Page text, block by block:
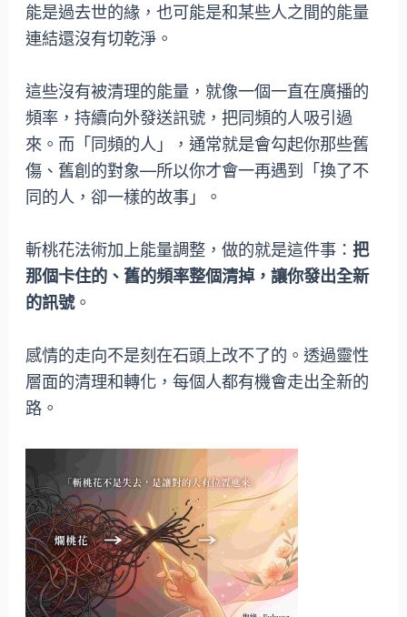
能是過去世的緣，也可能是和某些人之間的能量
連結還沒有切乾淨。
這些沒有被清理的能量，就像一個一直在廣播的
頻率，持續向外發送訊號，把同頻的人吸引過
來。而「同頻的人」，通常就是會勾起你那些舊
傷、舊創的對象—所以你才會一再遇到「換了不
同的人，卻一樣的故事」。
斬桃花法術加上能量調整，做的就是這件事：把
那個卡住的、舊的頻率整個清掉，讓你發出全新
的訊號。
感情的走向不是刻在石頭上改不了的。透過靈性
層面的清理和轉化，每個人都有機會走出全新的
路。